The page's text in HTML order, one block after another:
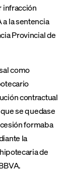
infracción
la sentencia
Provincial de
como
contractual
se quedase
formaba
la
de